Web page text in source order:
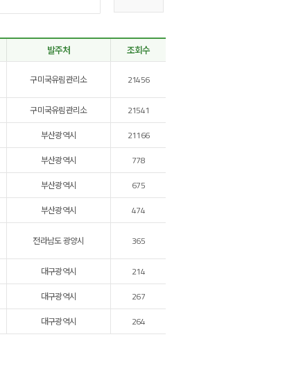
발주처 조회수
구미국유림관리소 21456
구미국유림관리소
21541
부산광역시
21166
부산광역시
778
부산광역시
675
부산광역시 474
전라남도 광양시 365
대구광역시
214
대구광역시
267
대구광역시 264